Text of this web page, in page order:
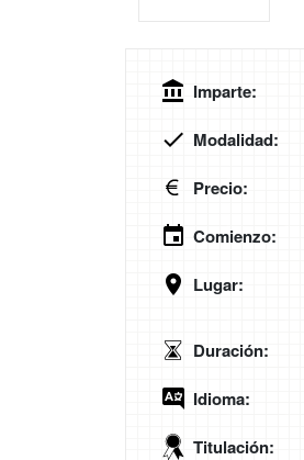
Imparte:
Modalidad:
Precio:
Comienzo:
Lugar:
Duración:
Idioma:
Titulación: